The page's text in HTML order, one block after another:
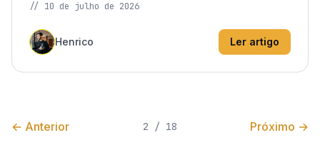
// 10 de julho de 2026
Henrico Ler artigo
← Anterior 2 / 18 Próximo →